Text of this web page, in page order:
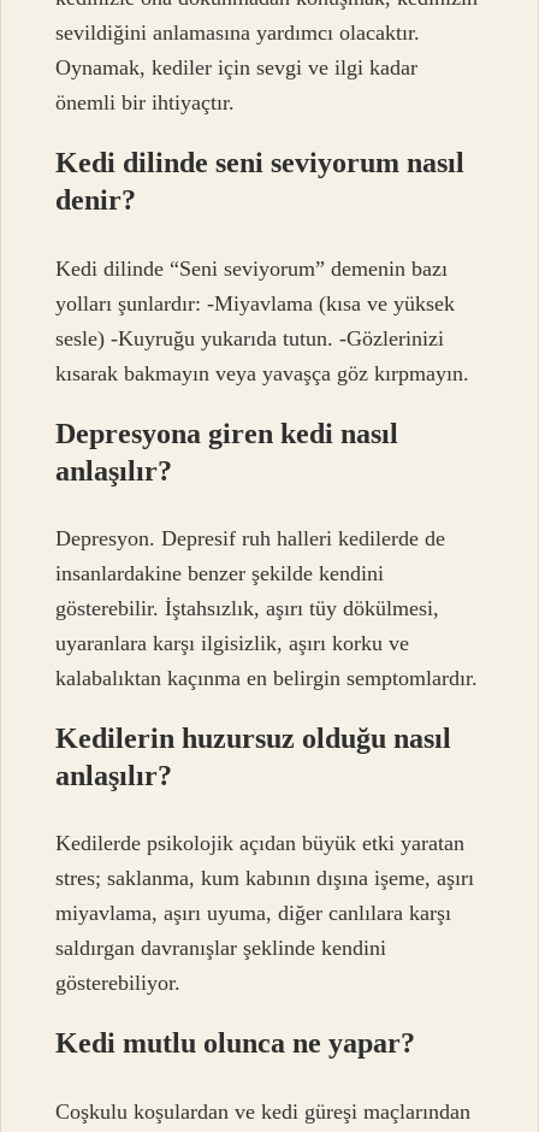
sevildiğini anlamasına yardımcı olacaktır.
Oynamak, kediler için sevgi ve ilgi kadar
önemli bir ihtiyaçtır.
Kedi dilinde seni seviyorum nasıl
denir?
Kedi dilinde “Seni seviyorum” demenin bazı
yolları şunlardır: -Miyavlama (kısa ve yüksek
sesle) -Kuyruğu yukarıda tutun. -Gözlerinizi
kısarak bakmayın veya yavaşça göz kırpmayın.
Depresyona giren kedi nasıl
anlaşılır?
Depresyon. Depresif ruh halleri kedilerde de
insanlardakine benzer şekilde kendini
gösterebilir. İştahsızlık, aşırı tüy dökülmesi,
uyaranlara karşı ilgisizlik, aşırı korku ve
kalabalıktan kaçınma en belirgin semptomlardır.
Kedilerin huzursuz olduğu nasıl
anlaşılır?
Kedilerde psikolojik açıdan büyük etki yaratan
stres; saklanma, kum kabının dışına işeme, aşırı
miyavlama, aşırı uyuma, diğer canlılara karşı
saldırgan davranışlar şeklinde kendini
gösterebiliyor.
Kedi mutlu olunca ne yapar?
Coşkulu koşulardan ve kedi güreşi maçlarından